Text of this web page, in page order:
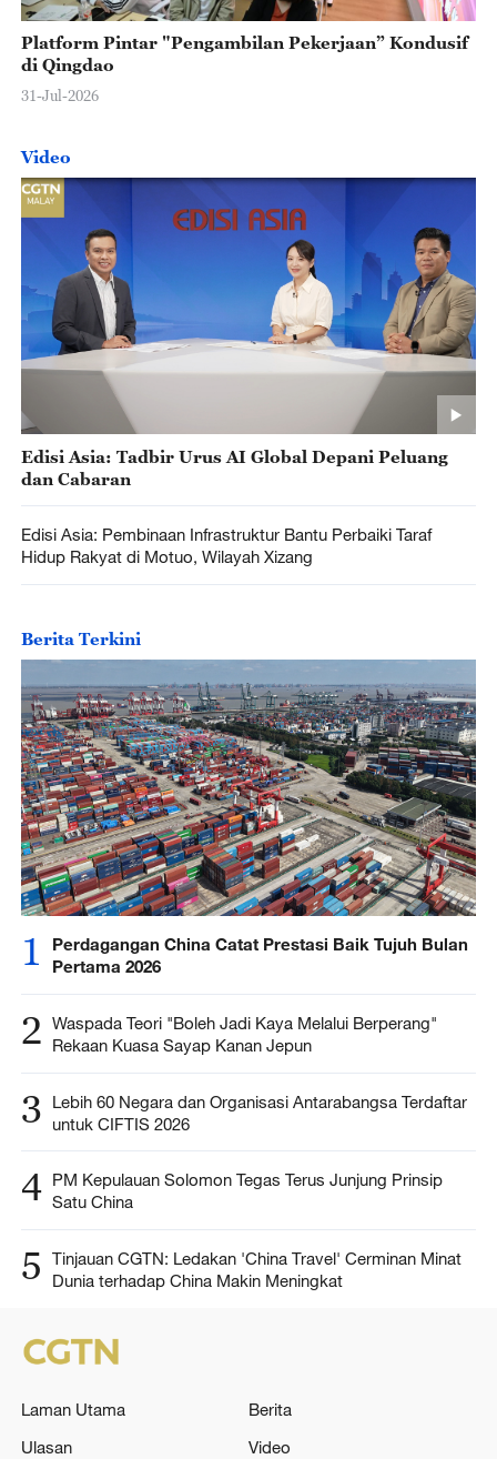
Platform Pintar "Pengambilan Pekerjaan” Kondusif
di Qingdao
31-Jul-2026
Video
Edisi Asia: Tadbir Urus AI Global Depani Peluang
dan Cabaran
Edisi Asia: Pembinaan Infrastruktur Bantu Perbaiki Taraf
Hidup Rakyat di Motuo, Wilayah Xizang
Berita Terkini
1
Perdagangan China Catat Prestasi Baik Tujuh Bulan
Pertama 2026
2 Waspada Teori "Boleh Jadi Kaya Melalui Berperang"
Rekaan Kuasa Sayap Kanan Jepun
3
Lebih 60 Negara dan Organisasi Antarabangsa Terdaftar
untuk CIFTIS 2026
4 PM Kepulauan Solomon Tegas Terus Junjung Prinsip
Satu China
5
Tinjauan CGTN: Ledakan 'China Travel' Cerminan Minat
Dunia terhadap China Makin Meningkat
Laman Utama
Berita
Ulasan
Video